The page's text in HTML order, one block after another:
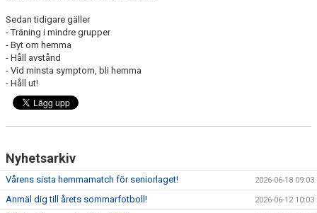
Sedan tidigare gäller
- Träning i mindre grupper
- Byt om hemma
- Håll avstånd
- Vid minsta symptom, bli hemma
- Håll ut!
Nyhetsarkiv
Vårens sista hemmamatch för seniorlaget! 2026-06-18 09:03
Anmäl dig till årets sommarfotboll! 2026-06-12 10:03